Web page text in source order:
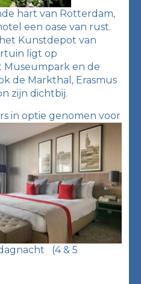
hart van Rotterdam,
een oase van rust.
Kunstdepot van
ligt op
Museumpark en de
de Markthal, Erasmus
zijn dichtbij.
in optie genomen voor
(4 & 5